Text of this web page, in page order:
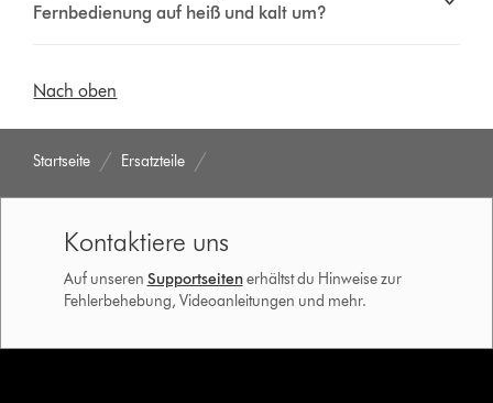
Fernbedienung auf heiß und kalt um?
Nach oben
Startseite Ersatzteile
Kontaktiere uns
Auf unseren Supportseiten erhältst du Hinweise zur
Fehlerbehebung, Videoanleitungen und mehr.